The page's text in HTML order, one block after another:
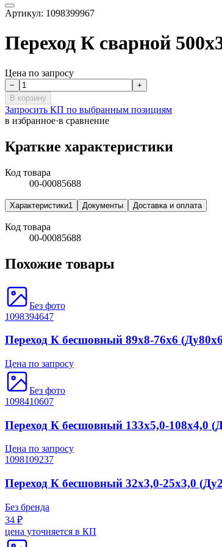
Артикул: 1098399967
Переход К сварной
Цена по запросу
−
+
В корзину
Запросить КП по выбранным позициям
в избранное·в сравнение
Краткие характеристики
Код товара
00-00085688
Характеристики1 Документы Доставка и оплата
Код товара
00-00085688
Похожие товары
Без фото
1098394647
Переход К бесшовный 89х8-76х6
Цена по запросу
Без фото
1098410607
Переход К бесшовный 133х5,0-108х4,0
Цена по запросу
1098109237
Переход К бесшовный 32х3,0-25х3,0
Без бренда
34 ₽
цена уточняется в КП